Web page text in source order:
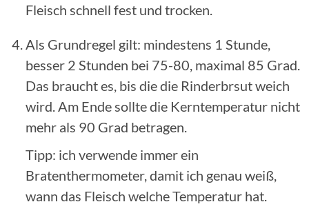
Fleisch schnell fest und trocken.
Als Grundregel gilt: mindestens 1 Stunde,
besser 2 Stunden bei 75-80, maximal 85 Grad.
Das braucht es, bis die die Rinderbrsut weich
wird. Am Ende sollte die Kerntemperatur nicht
mehr als 90 Grad betragen.
Tipp: ich verwende immer ein
Bratenthermometer, damit ich genau weiß,
wann das Fleisch welche Temperatur hat.